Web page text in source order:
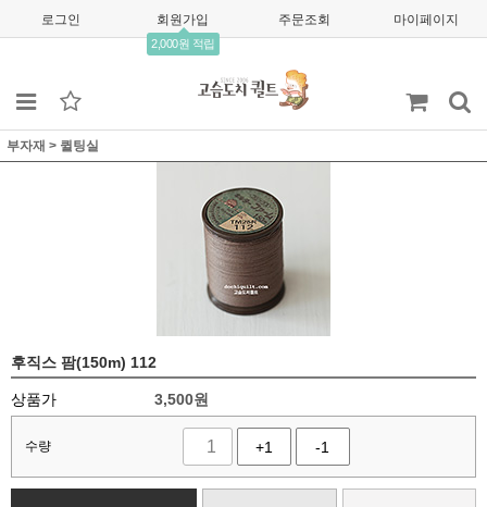
로그인 회원가입
2,000원 적립
주문조회 마이페이지
부자재 > 퀼팅실
후직스 팜(150m) 112
상품가 3,500원
수량 +1 -1